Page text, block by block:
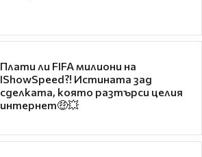
Плати ли FIFA милиони на
IShowSpeed?! Истината зад
сделката, която разтърси целия
интернет🤑💥